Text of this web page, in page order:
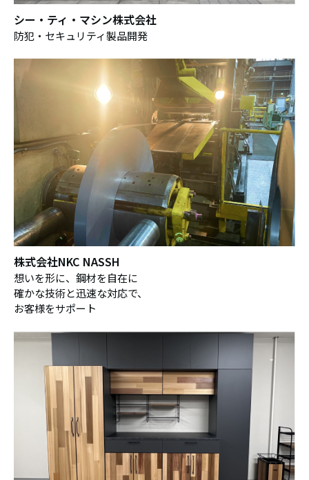
シー・ティ・マシン株式会社
防犯・セキュリティ製品開発
株式会社NKC NASSH
想いを形に、鋼材を自在に
確かな技術と迅速な対応で、
お客様をサポート